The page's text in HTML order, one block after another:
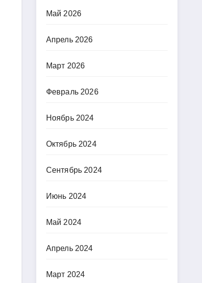
Май 2026
Апрель 2026
Март 2026
Февраль 2026
Ноябрь 2024
Октябрь 2024
Сентябрь 2024
Июнь 2024
Май 2024
Апрель 2024
Март 2024